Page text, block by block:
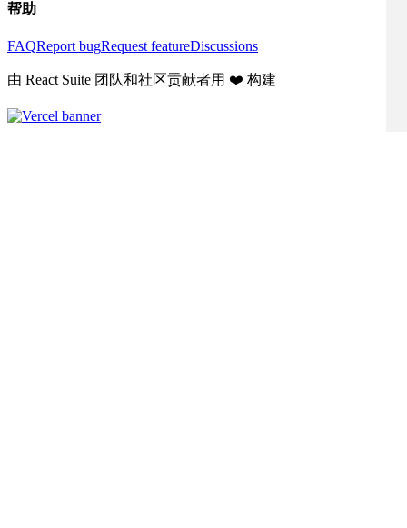
帮助
FAQReport bugRequest featureDiscussions
由 React Suite 团队和社区贡献者用 ❤️ 构建